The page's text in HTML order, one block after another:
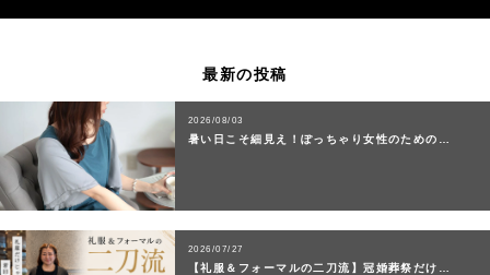
最新の投稿
2026/08/03
暑い日こそ細見え！ぽっちゃり女性のための…
2026/07/27
【礼服＆フォーマルの二刀流】冠婚葬祭だけ…